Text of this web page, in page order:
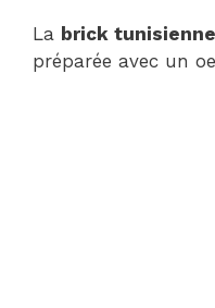
La brick
préparée avec un